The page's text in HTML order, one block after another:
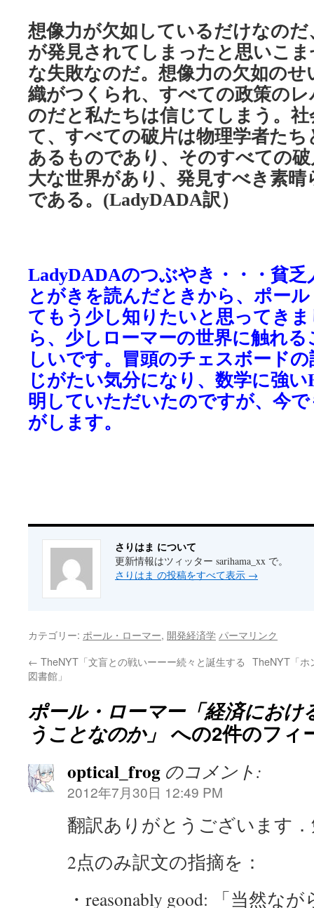
想像力が欠如しているだけなの
が発見されてしまったと思いこ
な失敗なのだ。想像力の欠如の
織がつくられ、すべての政策の
のだと私たちは信じてしまう。
て、すべての破片は物理学者た
あるものであり、そのすべての
大な世界があり、発見すべき素
である。 (LadyDADA訳）
LadyDADAのつぶやき・・・貧
とがきを読んだときから、ポー
てもう少し知りたいと思ってき
ら、少しローマーの世界に触れ
しいです。冒頭のチェスボード
じがたい気分になり、数学に強い
明していただいたのですが、今
がします。
さりはま について
更新情報はツィッター sarihama_xx で。
さりはま の投稿をすべて表示 →
カテゴリー: ポール・ローマー, 開発経済学 パーマリンク
← TheNYT「文盲との戦いーーー続々と誕生する
図書館」
TheNYT「ホ
ポール・ローマー「経済におけ
うことなのか」 への2件のフィ
optical_frog のコメント:
2012年7月30日 12:49 PM
翻訳ありがとうございます
2点のみ訳文の指摘を：
・reasonably good: 「当然な